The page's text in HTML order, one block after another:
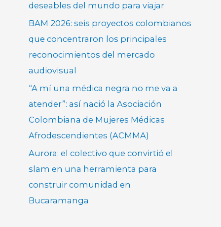
deseables del mundo para viajar
BAM 2026: seis proyectos colombianos
que concentraron los principales
reconocimientos del mercado
audiovisual
“A mí una médica negra no me va a
atender”: así nació la Asociación
Colombiana de Mujeres Médicas
Afrodescendientes (ACMMA)
Aurora: el colectivo que convirtió el
slam en una herramienta para
construir comunidad en
Bucaramanga